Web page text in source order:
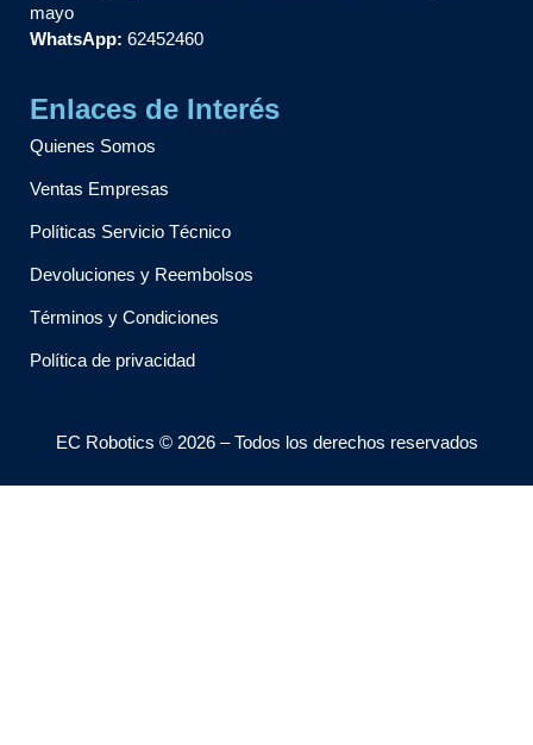
mayo
WhatsApp: 62452460
Enlaces de Interés
Quienes Somos
Ventas Empresas
Políticas Servicio Técnico
Devoluciones y Reembolsos
Términos y Condiciones
Política de privacidad
EC Robotics © 2026 – Todos los derechos reservados